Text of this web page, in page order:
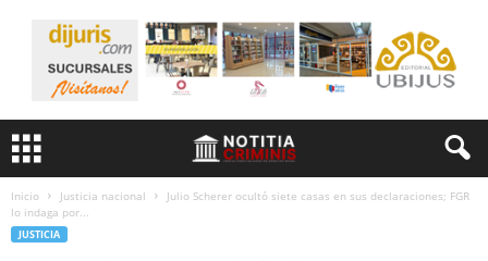
Inicio Justicia nacional
Julio Scherer ocultó siete casas en sus declaraciones; FGR
lo indaga por...
JUSTICIA